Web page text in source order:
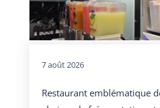
7 août 2026
Restaurant emblématique